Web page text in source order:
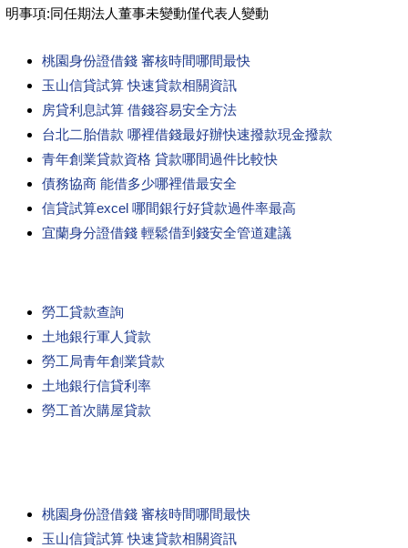
明事項:同任期法人董事未變動僅代表人變動
桃園身份證借錢 審核時間哪間最快
玉山信貸試算 快速貸款相關資訊
房貸利息試算 借錢容易安全方法
台北二胎借款 哪裡借錢最好辦快速撥款現金撥款
青年創業貸款資格 貸款哪間過件比較快
債務協商 能借多少哪裡借最安全
信貸試算excel 哪間銀行好貸款過件率最高
宜蘭身分證借錢 輕鬆借到錢安全管道建議
勞工貸款查詢
土地銀行軍人貸款
勞工局青年創業貸款
土地銀行信貸利率
勞工首次購屋貸款
桃園身份證借錢 審核時間哪間最快
玉山信貸試算 快速貸款相關資訊